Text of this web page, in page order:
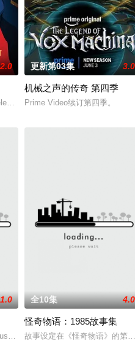
尔蒙暴涨的森林居民。
2.0
also revealed that “My
更新第03集 3.0
机械之声的传奇 第四季
Prime Video续订第四季。
尔计划在一颗未被帝国染指的星球
1.0
who decides that he doesn’t
全10集 4.0
怪奇物语：1985故事集
故事设定在《怪奇物语》的第